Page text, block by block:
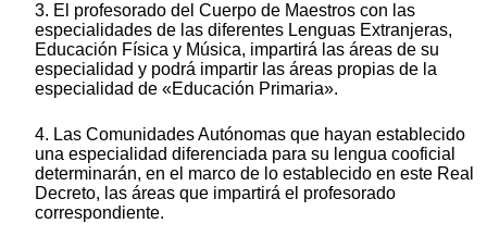
3. El profesorado del Cuerpo de Maestros con las
especialidades de las diferentes Lenguas Extranjeras,
Educación Física y Música, impartirá las áreas de su
especialidad y podrá impartir las áreas propias de la
especialidad de «Educación Primaria».
4. Las Comunidades Autónomas que hayan establecido
una especialidad diferenciada para su lengua cooficial
determinarán, en el marco de lo establecido en este Real
Decreto, las áreas que impartirá el profesorado
correspondiente.